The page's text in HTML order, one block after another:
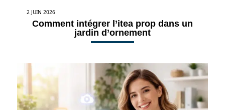
2 JUIN 2026
Comment intégrer l’itea prop dans un
jardin d’ornement